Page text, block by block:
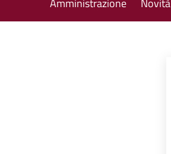
Amministrazione Novità